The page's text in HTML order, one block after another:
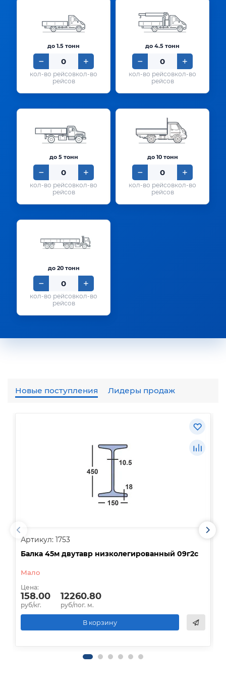
до 1.5 тонн
кол-во
рейсов
до 4.5 тонн
кол-во
рейсов
до 5 тонн
кол-во
рейсов
до 10 тонн
кол-во
рейсов
до 20 тонн
кол-во
рейсов
Новые поступления Лидеры продаж
Артикул: 1753
Балка 45м двутавр низколегированный 09г2с
Мало
Цена:
158.00
руб/кг.
12260.80
руб/пог. м.
В корзину